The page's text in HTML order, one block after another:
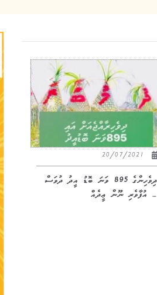
ދިވެހިންގެ 895 ވަނަ ބޮޑު އީދު ދުވަސް
– އުފާވެރި ނޫން ޢީދެއް